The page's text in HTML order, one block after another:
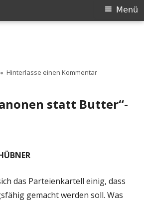
Menü
Hinterlasse einen Kommentarzu Gesucht:
statt Butter“-
das Parteienkartell einig, dass
gemacht werden soll. Was